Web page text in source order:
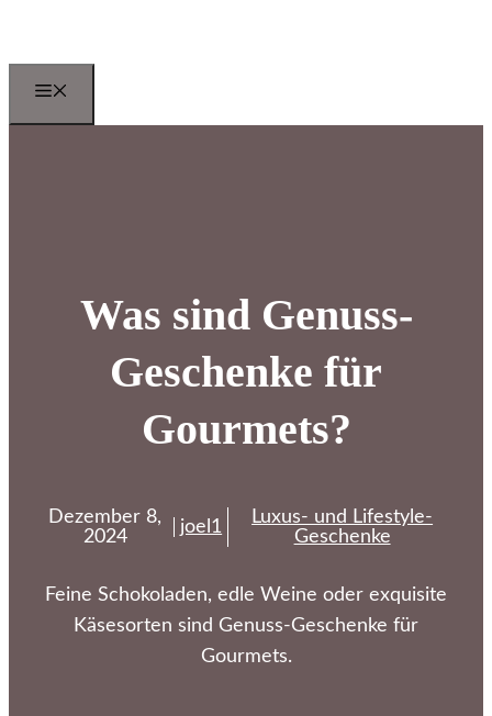
springen
Was sind Genuss-
Geschenke für
Gourmets?
Dezember 8,
2024
joel1
Luxus- und Lifestyle-
Geschenke
Feine Schokoladen, edle Weine oder exquisite
Käsesorten sind Genuss-Geschenke für
Gourmets.